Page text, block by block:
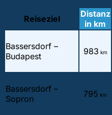
Reiseziel
Distanz
in km
Bassersdorf –
Budapest
983 km
Bassersdorf –
Sopron
795 km